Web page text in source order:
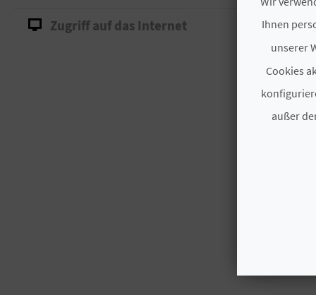
Zugriff auf das Internet
Ihnen
unserer
Cookies
außer